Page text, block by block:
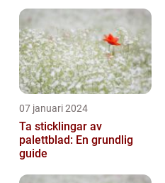
07 januari 2024
Ta sticklingar av
palettblad: En grundlig
guide